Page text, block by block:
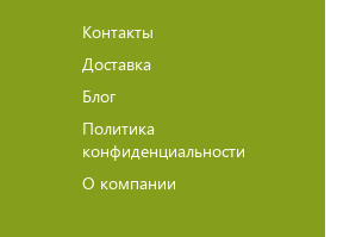
Контакты
Доставка
Блог
Политика
конфиденциальности
О компании